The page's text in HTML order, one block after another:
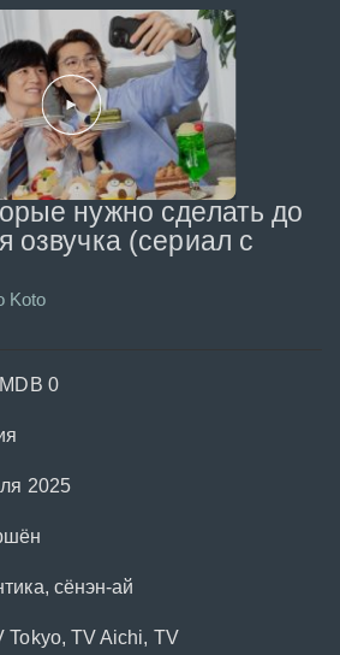
нужно сделать до
озвучка (сериал с
Koto
0
2025
сёнэн-ай
Tokyo, TV Aichi, TV